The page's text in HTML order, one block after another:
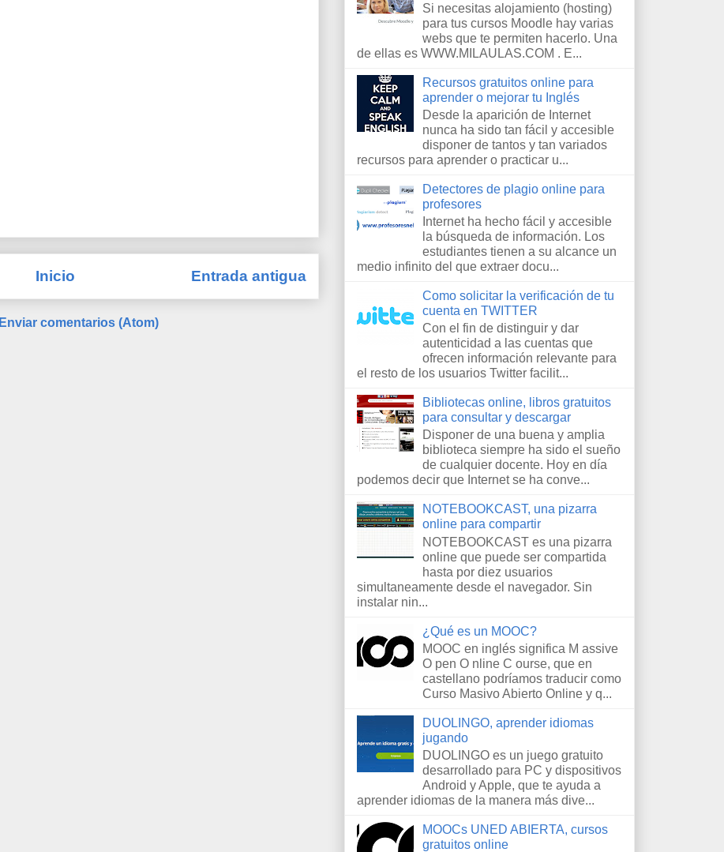
Entrada antigua
Inicio
Enviar comentarios (Atom)
Si necesitas alojamiento (hosting)
para tus cursos Moodle hay varias
webs que te permiten hacerlo. Una
de ellas es WWW.MILAULAS.COM . E...
Recursos gratuitos online para
aprender o mejorar tu Inglés
Desde la aparición de Internet
nunca ha sido tan fácil y accesible
disponer de tantos y tan variados
recursos para aprender o practicar u...
Detectores de plagio online para
profesores
Internet ha hecho fácil y accesible
la búsqueda de información. Los
estudiantes tienen a su alcance un
medio infinito del que extraer docu...
Como solicitar la verificación de tu
cuenta en TWITTER
Con el fin de distinguir y dar
autenticidad a las cuentas que
ofrecen información relevante para
el resto de los usuarios Twitter facilit...
Bibliotecas online, libros gratuitos
para consultar y descargar
Disponer de una buena y amplia
biblioteca siempre ha sido el sueño
de cualquier docente. Hoy en día
podemos decir que Internet se ha conve...
NOTEBOOKCAST, una pizarra
online para compartir
NOTEBOOKCAST es una pizarra
online que puede ser compartida
hasta por diez usuarios
simultaneamente desde el navegador. Sin
instalar nin...
¿Qué es un MOOC?
MOOC en inglés significa M assive
O pen O nline C ourse, que en
castellano podríamos traducir como
Curso Masivo Abierto Online y q...
DUOLINGO, aprender idiomas
jugando
DUOLINGO es un juego gratuito
desarrollado para PC y dispositivos
Android y Apple, que te ayuda a
aprender idiomas de la manera más dive...
MOOCs UNED ABIERTA, cursos
gratuitos online